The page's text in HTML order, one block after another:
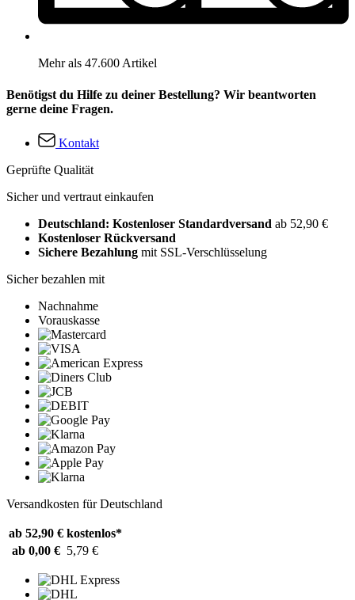
Mehr als 47.600 Artikel
Benötigst du Hilfe zu deiner Bestellung? Wir beantworten
gerne deine Fragen.
Kontakt
Geprüfte Qualität
Sicher und vertraut einkaufen
Deutschland: Kostenloser Standardversand ab 52,90 €
Kostenloser Rückversand
Sichere Bezahlung mit SSL-Verschlüsselung
Sicher bezahlen mit
Nachnahme
Vorauskasse
Versandkosten für Deutschland
ab 52,90 € kostenlos*
ab 0,00 € 5,79 €